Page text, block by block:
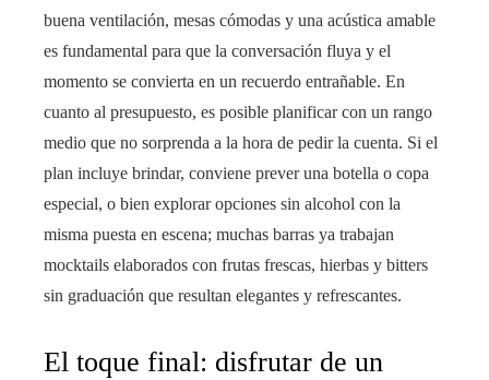
buena ventilación, mesas cómodas y una acústica amable
es fundamental para que la conversación fluya y el
momento se convierta en un recuerdo entrañable. En
cuanto al presupuesto, es posible planificar con un rango
medio que no sorprenda a la hora de pedir la cuenta. Si el
plan incluye brindar, conviene prever una botella o copa
especial, o bien explorar opciones sin alcohol con la
misma puesta en escena; muchas barras ya trabajan
mocktails elaborados con frutas frescas, hierbas y bitters
sin graduación que resultan elegantes y refrescantes.
El toque final: disfrutar de un